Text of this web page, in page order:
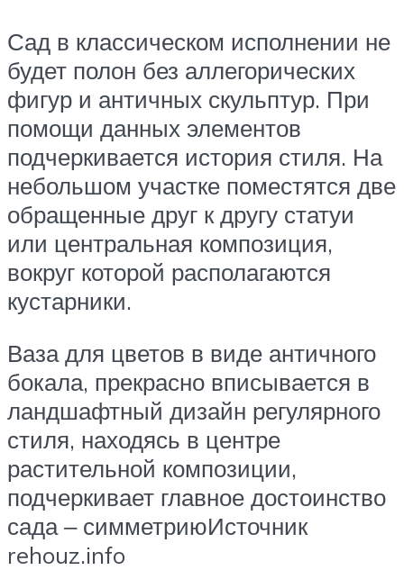
Сад в классическом исполнении не
будет полон без аллегорических
фигур и античных скульптур. При
помощи данных элементов
подчеркивается история стиля. На
небольшом участке поместятся две
обращенные друг к другу статуи
или центральная композиция,
вокруг которой располагаются
кустарники.
Ваза для цветов в виде античного
бокала, прекрасно вписывается в
ландшафтный дизайн регулярного
стиля, находясь в центре
растительной композиции,
подчеркивает главное достоинство
сада ‒ симметриюИсточник
rehouz.info